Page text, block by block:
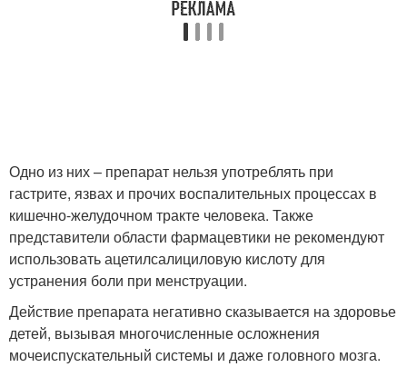
Одно из них – препарат нельзя употреблять при
гастрите, язвах и прочих воспалительных процессах в
кишечно-желудочном тракте человека. Также
представители области фармацевтики не рекомендуют
использовать ацетилсалициловую кислоту для
устранения боли при менструации.
Действие препарата негативно сказывается на здоровье
детей, вызывая многочисленные осложнения
мочеиспускательный системы и даже головного мозга.